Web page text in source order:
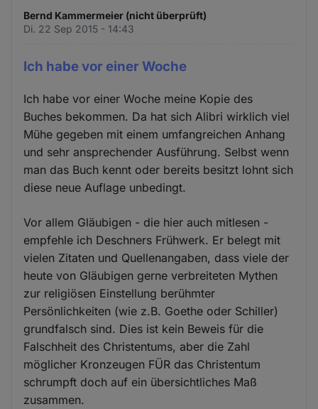
Bernd Kammermeier (nicht überprüft)
Di. 22 Sep 2015 - 14:43
Ich habe vor einer Woche
Ich habe vor einer Woche meine Kopie des
Buches bekommen. Da hat sich Alibri wirklich viel
Mühe gegeben mit einem umfangreichen Anhang
und sehr ansprechender Ausführung. Selbst wenn
man das Buch kennt oder bereits besitzt lohnt sich
diese neue Auflage unbedingt.
Vor allem Gläubigen - die hier auch mitlesen -
empfehle ich Deschners Frühwerk. Er belegt mit
vielen Zitaten und Quellenangaben, dass viele der
heute von Gläubigen gerne verbreiteten Mythen
zur religiösen Einstellung berühmter
Persönlichkeiten (wie z.B. Goethe oder Schiller)
grundfalsch sind. Dies ist kein Beweis für die
Falschheit des Christentums, aber die Zahl
möglicher Kronzeugen FÜR das Christentum
schrumpft doch auf ein übersichtliches Maß
zusammen.